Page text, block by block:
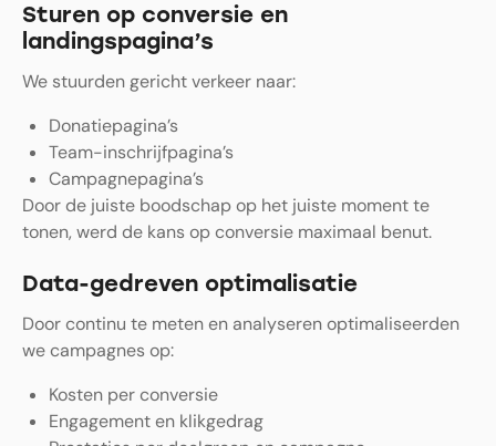
Sturen op conversie en
landingspagina’s
We stuurden gericht verkeer naar:
Donatiepagina’s
Team-inschrijfpagina’s
Campagnepagina’s
Door de juiste boodschap op het juiste moment te
tonen, werd de kans op conversie maximaal benut.
Data-gedreven optimalisatie
Door continu te meten en analyseren optimaliseerden
we campagnes op:
Kosten per conversie
Engagement en klikgedrag